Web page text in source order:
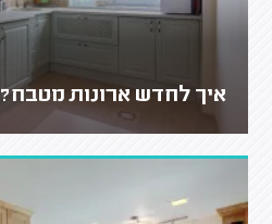
איך לחדש ארונות מטבח?